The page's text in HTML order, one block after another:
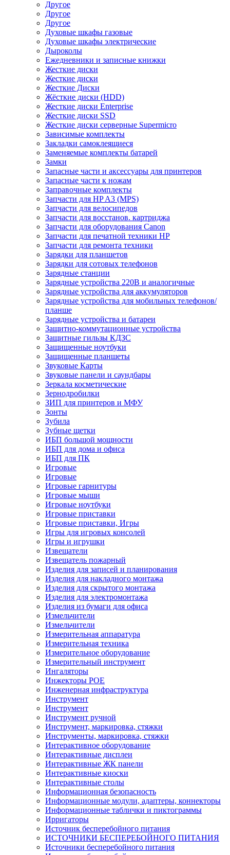
Другое
Другое
Другое
Духовые шкафы газовые
Духовые шкафы электрические
Дыроколы
Ежедневники и записные книжки
Жесткие диски
Жесткие диски
Жесткие Диски
Жёсткие диски (HDD)
Жесткие диски Enterprise
Жесткие диски SSD
Жесткие диски серверные Supermicro
Зависимые комплекты
Закладки самоклеящиеся
Заменяемые комплекты батарей
Замки
Запасные части и аксессуары для принтеров
Запасные части к ножам
Заправочные комплекты
Запчасти для HP A3 (MPS)
Запчасти для велосипедов
Запчасти для восстанов. картриджа
Запчасти для оборудования Canon
Запчасти для печатной техники HP
Запчасти для ремонта техники
Зарядки для планшетов
Зарядки для сотовых телефонов
Зарядные станции
Зарядные устройства 220В и аналогичные
Зарядные устройства для аккумуляторов
Зарядные устройства для мобильных телефонов/
планше
Зарядные устройства и батареи
Защитно-коммутационные устройства
Защитные гильзы КДЗС
Защищенные ноутбуки
Защищенные планшеты
Звуковые Карты
Звуковые панели и саундбары
Зеркала косметические
Зернодробилки
ЗИП для принтеров и МФУ
Зонты
Зубила
Зубные щетки
ИБП большой мощности
ИБП для дома и офиса
ИБП для ПК
Игровые
Игровые
Игровые гарнитуры
Игровые мыши
Игровые ноутбуки
Игровые приставки
Игровые приставки, Игры
Игры для игровых консолей
Игры и игрушки
Извещатели
Извещатель пожарный
Изделия для записей и планирования
Изделия для накладного монтажа
Изделия для скрытого монтажа
Изделия для электромонтажа
Изделия из бумаги для офиса
Измельчители
Измельчители
Измерительная аппаратура
Измерительная техника
Измерительное оборудование
Измерительный инструмент
Ингаляторы
Инжекторы POE
Инженерная инфраструктура
Инструмент
Инструмент
Инструмент ручной
Инструмент, маркировка, стяжки
Инструменты, маркировка, стяжки
Интерактивное оборудование
Интерактивные дисплеи
Интерактивные ЖК панели
Интерактивные киоски
Интерактивные столы
Информационная безопасность
Информационные модули, адаптеры, коннекторы
Информационные таблички и пиктограммы
Ирригаторы
Источник бесперебойного питания
ИСТОЧНИКИ БЕСПЕРЕБОЙНОГО ПИТАНИЯ
Источники бесперебойного питания